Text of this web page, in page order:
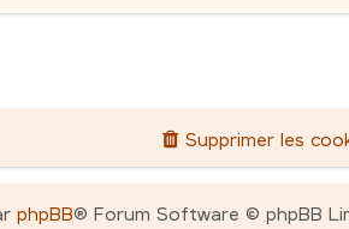
Supprimer les
phpBB® Forum Software © phpBB